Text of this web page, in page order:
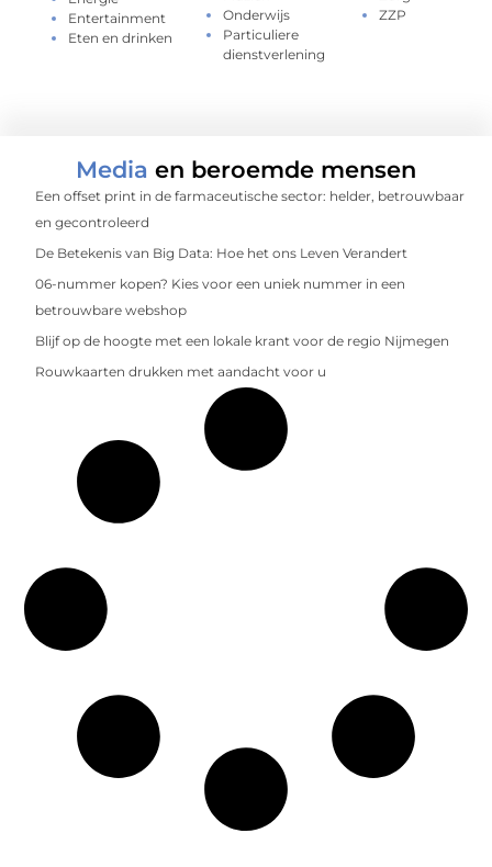
Entertainment
Eten en drinken
Onderwijs
Particuliere
dienstverlening
ZZP
Media en beroemde mensen
Een offset print in de farmaceutische sector: helder, betrouwbaar
en gecontroleerd
De Betekenis van Big Data: Hoe het ons Leven Verandert
06-nummer kopen? Kies voor een uniek nummer in een
betrouwbare webshop
Blijf op de hoogte met een lokale krant voor de regio Nijmegen
Rouwkaarten drukken met aandacht voor u